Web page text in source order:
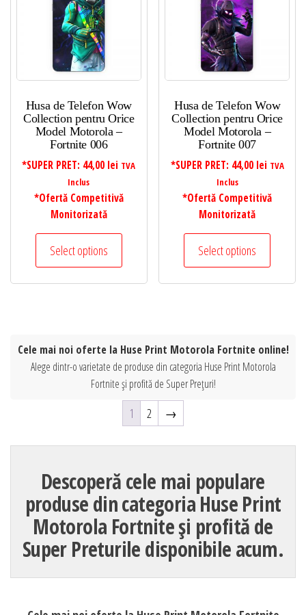
Husa de Telefon Wow
Collection pentru Orice
Model Motorola –
Fortnite 006
*SUPER PRET: 44,00 lei TVA
Inclus
*Ofertă Competitivă
Monitorizată
Select options
Husa de Telefon Wow
Collection pentru Orice
Model Motorola –
Fortnite 007
*SUPER PRET: 44,00 lei TVA
Inclus
*Ofertă Competitivă
Monitorizată
Select options
Cele mai noi oferte la Huse Print Motorola Fortnite online!
Alege dintr-o varietate de produse din categoria Huse Print Motorola
Fortnite și profită de Super Prețuri!
1 2 →
Descoperă cele mai populare
produse din categoria Huse Print
Motorola Fortnite și profită de
Super Preturile disponibile acum.